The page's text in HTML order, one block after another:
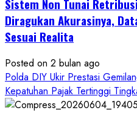
Sistem Non Tunai
Diragukan Akurasinya,
Sesuai Realita
Posted on 2 bulan ago
Polda DIY Ukir Prestasi
Kepatuhan Pajak Tertinggi